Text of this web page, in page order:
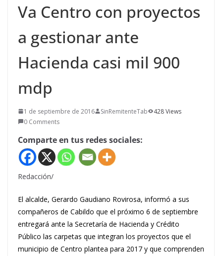
Va Centro con proyectos
a gestionar ante
Hacienda casi mil 900
mdp
1 de septiembre de 2016 SinRemitenteTab
428 Views
0 Comments
Comparte en tus redes sociales:
Redacción/
El alcalde, Gerardo Gaudiano Rovirosa, informó a sus
compañeros de Cabildo que el próximo 6 de septiembre
entregará ante la Secretaría de Hacienda y Crédito
Público las carpetas que integran los proyectos que el
municipio de Centro plantea para 2017 y que comprenden